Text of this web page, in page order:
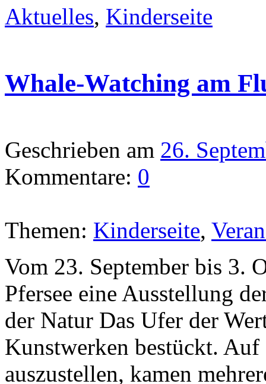
Aktuelles, Kinderseite
Whale-Watching am
Geschrieben am 26.
Kommentare: 0
Themen: Kinderseite,
Vom 23. September bis 3.
Pfersee eine Ausstellung
der Natur Das Ufer der
Kunstwerken bestückt.
auszustellen, kamen